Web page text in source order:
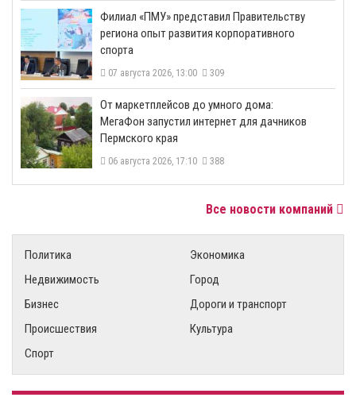
​Филиал «ПМУ» представил Правительству
региона опыт развития корпоративного
спорта
07 августа 2026, 13:00 309
От маркетплейсов до умного дома:
МегаФон запустил интернет для дачников
Пермского края
06 августа 2026, 17:10 388
Все новости компаний
Политика
Экономика
Недвижимость
Город
Бизнес
Дороги и транспорт
Происшествия
Культура
Спорт